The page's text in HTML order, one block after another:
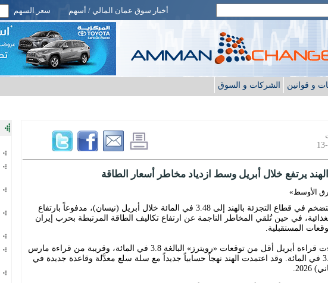
أخبار سوق عمان المالي / أسهم سعر السهم
و قوانين الشركات و السوق
يرتفع خلال أبريل وسط ازدياد مخاطر أسعار الطاقة
الأوسط»
تسارع معدل التضخم في قطاع التجزئة بالهند إلى 3.48 في المائة خلال أبريل (نيسان)، مدفوعاً بارتفاع
في حين تُلقي المخاطر الناجمة عن ارتفاع تكاليف الطاقة المرتبطة بحرب إيران
المستقبلية.
ورغم ذلك، جاءت قراءة أبريل أقل من توقعات «رويترز» البالغة 3.8 في المائة، وقريبة من قراءة مارس
(آذار) البالغة 3.4 في المائة. وقد اعتمدت الهند نهجاً حسابياً جديداً مع سلة سلع معدَّلة وقاعدة جديدة في